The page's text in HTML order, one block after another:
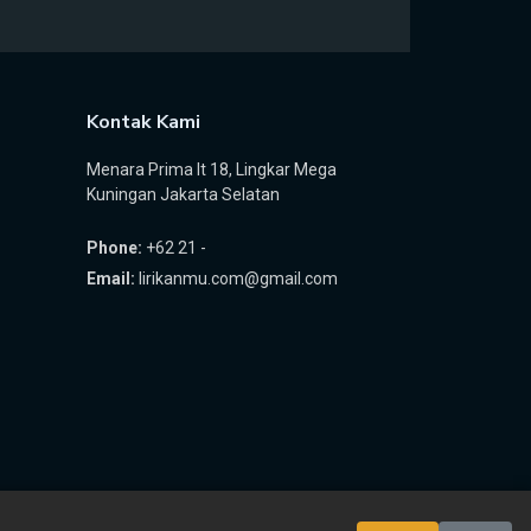
Kontak Kami
Menara Prima lt 18, Lingkar Mega
Kuningan Jakarta Selatan
Phone: +62 21 -
Email: lirikanmu.com@gmail.com